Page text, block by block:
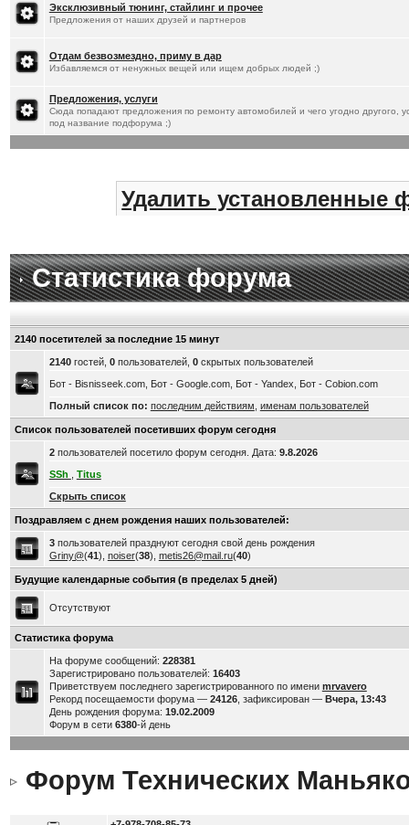
Эксклюзивный тюнинг, стайлинг и прочее
Предложения от наших друзей и партнеров
Отдам безвозмездно, приму в дар
Избавляемся от ненужных вещей или ищем добрых людей ;)
Предложения, услуги
Сюда попадают предложения по ремонту автомобилей и чего угодно другого,
под название подфорума ;)
Удалить установленные
Статистика форума
2140 посетителей за последние 15 минут
2140гостей, 0пользователей, 0скрытых пользователей
Бот - Bisnisseek.com, Бот - Google.com, Бот - Yandex, Бот - Cobion.com
Полный список по: последним действиям именам пользователей
Список пользователей посетивших форум сегодня
2пользователей посетило форум сегодня. Дата: 9.8.2026
SSh
Titus
Скрыть список
Поздравляем с днем рождения наших пользователей:
3пользователей празднуют сегодня свой день рождения
Griny@(41), noiser(38), metis26@mail.ru(40)
Будущие календарные события (в пределах 5 дней)
Отсутствуют
Статистика форума
На форуме сообщений: 228381
Зарегистрировано пользователей: 16403
Приветствуем последнего зарегистрированного по имени mrvavero
Рекорд посещаемости форума — 24126, зафиксирован — Вчера, 13:43
День рождения форума: 19.02.2009
Форум в сети 6380-й день
Форум Технических